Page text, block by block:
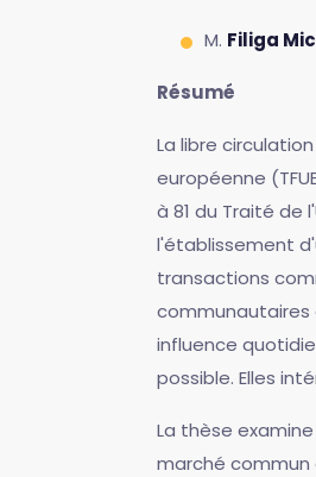
M. Filiga
Résumé
La libre
européenne
à 81 du Traité de
l'établissement
transactions
communautaires
influence
possible. Elles
La thèse
marché commun